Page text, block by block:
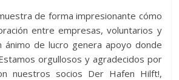
de forma impresionante cómo
entre empresas, voluntarios y
ánimo de lucro genera apoyo donde
orgullosos y agradecidos por
nuestros socios Der Hafen Hilft!,